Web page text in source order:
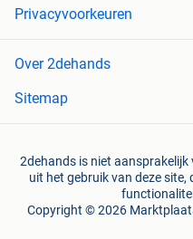
Privacyvoorkeuren
Over 2dehands
Sitemap
2dehands is niet
uit het gebruik van deze
Copyright © 2026